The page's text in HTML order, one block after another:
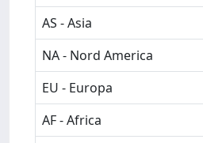
AS - Asia
NA - Nord America
EU - Europa
AF - Africa